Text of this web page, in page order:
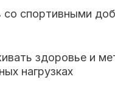
со спортивными
здоровье и
нагрузках